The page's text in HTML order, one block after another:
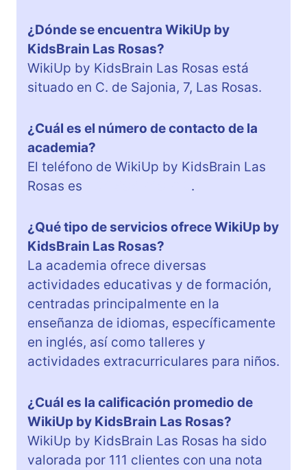
¿Dónde se encuentra WikiUp by
KidsBrain Las Rosas?
WikiUp by KidsBrain Las Rosas está
situado en C. de Sajonia, 7, Las Rosas.
¿Cuál es el número de contacto de la
academia?
El teléfono de WikiUp by KidsBrain Las
Rosas es
.
¿Qué tipo de servicios ofrece WikiUp by
KidsBrain Las Rosas?
La academia ofrece diversas
actividades educativas y de formación,
centradas principalmente en la
enseñanza de idiomas, específicamente
en inglés, así como talleres y
actividades extracurriculares para niños.
¿Cuál es la calificación promedio de
WikiUp by KidsBrain Las Rosas?
WikiUp by KidsBrain Las Rosas ha sido
valorada por 111 clientes con una nota